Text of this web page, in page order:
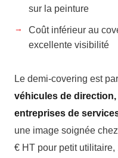
sur la peinture
Coût inférieur au
excellente visibilité
Le demi-covering est
véhicules de
entreprises de
une image soignée
€ HT pour petit